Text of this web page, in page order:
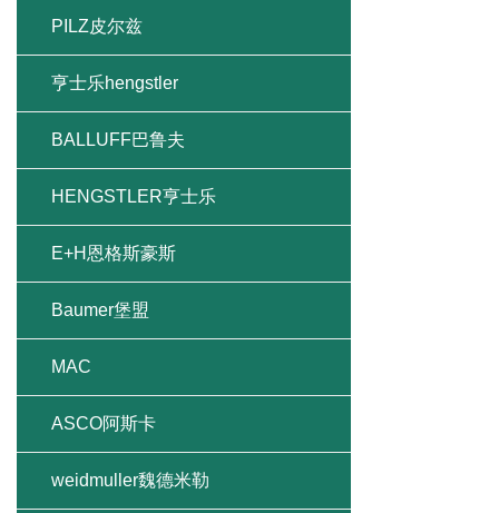
PILZ皮尔兹
亨士乐hengstler
BALLUFF巴鲁夫
HENGSTLER亨士乐
E+H恩格斯豪斯
Baumer堡盟
MAC
ASCO阿斯卡
weidmuller魏德米勒